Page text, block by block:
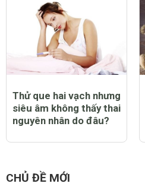
Thử que hai vạch nhưng
siêu âm không thấy thai
nguyên nhân do đâu?
CHỦ ĐỀ MỚI